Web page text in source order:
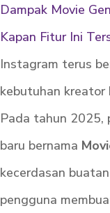
Dampak Movie
Kapan Fitur Ini
Instagram terus
kebutuhan kreator
Pada tahun 2025,
baru bernama
kecerdasan
pengguna